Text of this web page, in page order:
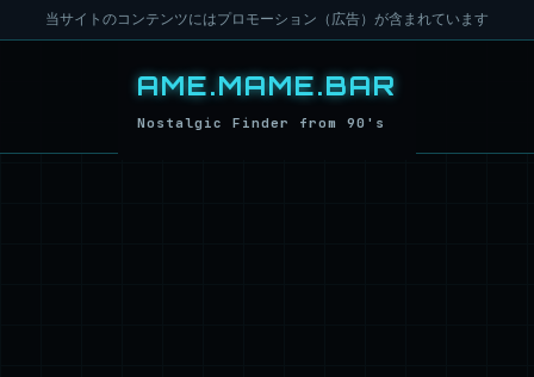
当サイトのコンテンツにはプロモーション（広告）が含まれています